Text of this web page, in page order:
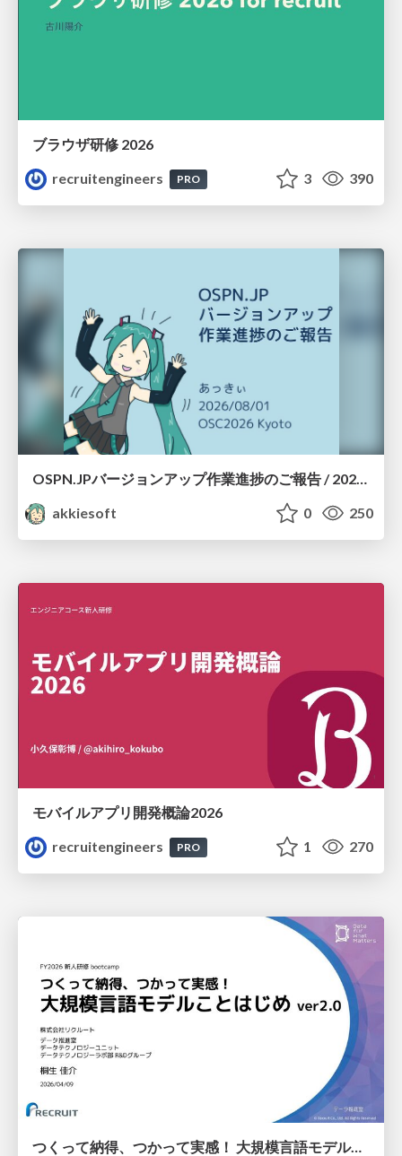
ブラウザ研修 2026
recruitengineers
PRO 3 390
akkiesoft
0 250
モバイルアプリ開発概論2026
recruitengineers
PRO 1 270
つくって納得、つかって実感！ 大規模言語モデルことはじめ ver2.0